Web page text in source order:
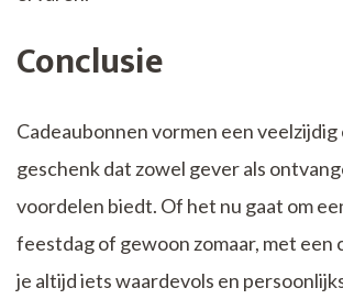
Conclusie
Cadeaubonnen vormen een
geschenk dat zowel gever als
voordelen biedt. Of het nu gaat om
feestdag of gewoon zomaar, met een
je altijd iets waardevols en